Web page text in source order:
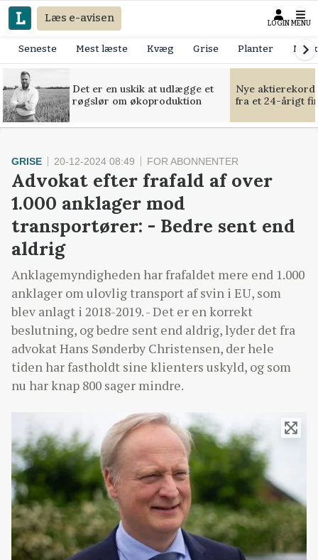
Læs e-avisen LOGIN MENU
Seneste Mest læste Kvæg Grise Planter
Det er en uskik at udlægge et
røgslør om økoproduktion
Nye
fra et 24-årigt
GRISE 20-12-2024 08:49 FOR ABONNENTER
Advokat efter frafald af over
1.000 anklager mod
transportører: - Bedre sent end
aldrig
Anklagemyndigheden har frafaldet mere end 1.000
anklager om ulovlig transport af svin i EU, som
blev anlagt i 2018-2019. - Det er en korrekt
beslutning, og bedre sent end aldrig, lyder det fra
advokat Hans Sønderby Christensen, der hele
tiden har fastholdt sine klienters uskyld, og som
nu har knap 800 sager mindre.